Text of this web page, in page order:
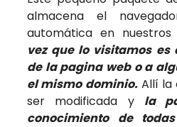
almacena el
automática en nuestros
vez que lo visitamos
de la pagina web o a
el mismo dominio.Allí la
ser modificada y la
conocimiento de